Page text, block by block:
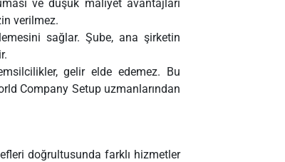
ve düşük maliyet avantajları
verilmez.
sağlar. Şube, ana şirketin
gelir elde edemez. Bu
Company Setup uzmanlarından
doğrultusunda farklı hizmetler